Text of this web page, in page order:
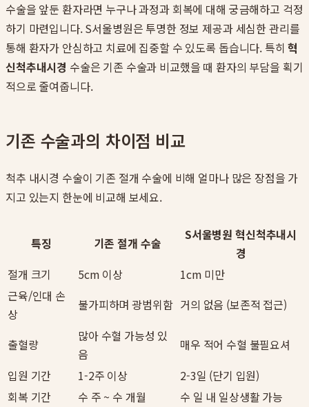
수술을 앞둔 환자라면 누구나 과정과 회복에 대해 궁금해하고 걱정
하기 마련입니다. S서울병원은 투명한 정보 제공과 세심한 관리를
통해 환자가 안심하고 치료에 집중할 수 있도록 돕습니다. 특히혁
신척추내시경 수술은 기존 수술과 비교했을 때 환자의 부담을 획기
적으로 줄여줍니다.
기존 수술과의 차이점 비교
척추 내시경 수술이 기존 절개 수술에 비해 얼마나 많은 장점을 가
지고 있는지 한눈에 비교해 보세요.
특징 기존 절개 수술
S서울병원 혁신척추내시
경
절개 크기
5cm 이상
1cm 미만
근육/인대 손
상
불가피하며 광범위함 거의 없음 (보존적 접근)
출혈량
많아 수혈 가능성 있
음
매우 적어 수혈 불필요셔
입원 기간
1-2주 이상
2-3일 (단기 입원)
회복 기간
수 주 ~ 수 개월
수 일 내 일상생활 가능